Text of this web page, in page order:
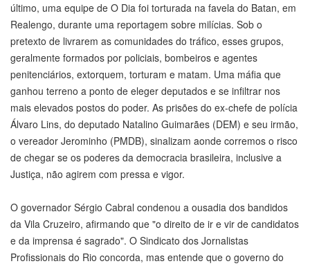
último, uma equipe de O Dia foi torturada na favela do Batan, em
Realengo, durante uma reportagem sobre milícias. Sob o
pretexto de livrarem as comunidades do tráfico, esses grupos,
geralmente formados por policiais, bombeiros e agentes
penitenciários, extorquem, torturam e matam. Uma máfia que
ganhou terreno a ponto de eleger deputados e se infiltrar nos
mais elevados postos do poder. As prisões do ex-chefe de polícia
Álvaro Lins, do deputado Natalino Guimarães (DEM) e seu irmão,
o vereador Jerominho (PMDB), sinalizam aonde corremos o risco
de chegar se os poderes da democracia brasileira, inclusive a
Justiça, não agirem com pressa e vigor.
O governador Sérgio Cabral condenou a ousadia dos bandidos
da Vila Cruzeiro, afirmando que "o direito de ir e vir de candidatos
e da imprensa é sagrado". O Sindicato dos Jornalistas
Profissionais do Rio concorda, mas entende que o governo do